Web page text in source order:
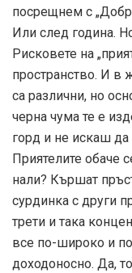
посрещнем с
Или след година.
Рисковете на
пространство. И в
са различни, но
черна чума те е
горд и не искаш да
Приятелите обаче
нали? Кършат
сурдинка с други
трети и така
все по-широко и
доходоносно. Да,